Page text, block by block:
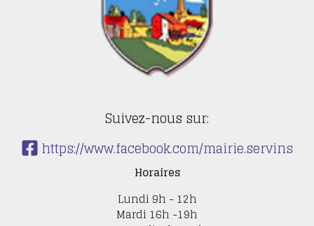
Suivez-nous sur:
https://www.facebook.com/mairie.servins
Horaires
Lundi 9h - 12h
Mardi 16h -19h